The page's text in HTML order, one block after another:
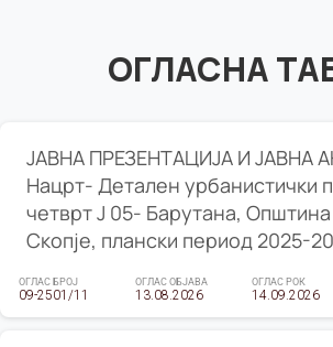
ОГЛАСНА
ЈАВНА ПРЕЗЕНТАЦИЈА И ЈАВНА
Нацрт- Детален урбанистички
четврт Ј 05- Барутана,
Скопје, плански период 2025-
ОГЛАС БРОЈ
09-2501/11
ОГЛАС ОБЈАВА
13.08.2026
ОГЛАС РОК
14.09.2026